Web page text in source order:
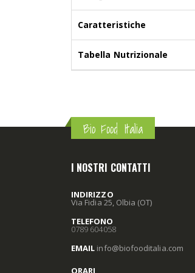
Caratteristiche
Tabella Nutrizionale
Bio Food Italia
I NOSTRI CONTATTI
INDIRIZZO
Via Fidia 25, Olbia (OT)
TELEFONO
0789 604058
EMAIL info@biofooditalia.com
ORARI